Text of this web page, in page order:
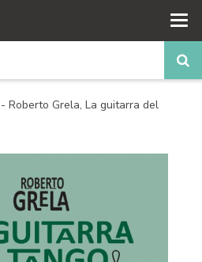
Roberto Grela, La guitarra del